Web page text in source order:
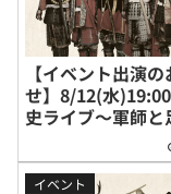
【イベント出演
せ】8/12(水
史ライブ〜軍師と
軽〜』＠新宿・
ラスワン
イベント